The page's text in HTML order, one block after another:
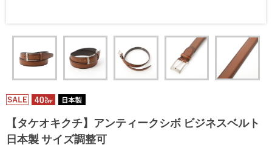
【タケオキクチ】アンティークシボ ビジネスベルト
日本製 サイズ調整可